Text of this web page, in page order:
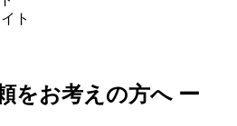
をお考えの方へ ー